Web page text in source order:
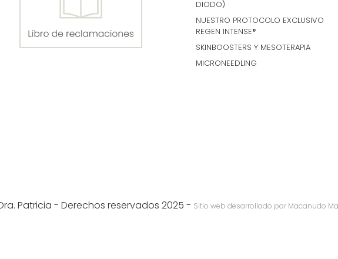
DIODO)
NUESTRO PROTOCOLO EXCLUSIVO
REGEN INTENSE®
SKINBOOSTERS Y MESOTERAPIA
MICRONEEDLING
Patricia - Derechos reservados 2025 - Sitio web desarrollado por Macanudo